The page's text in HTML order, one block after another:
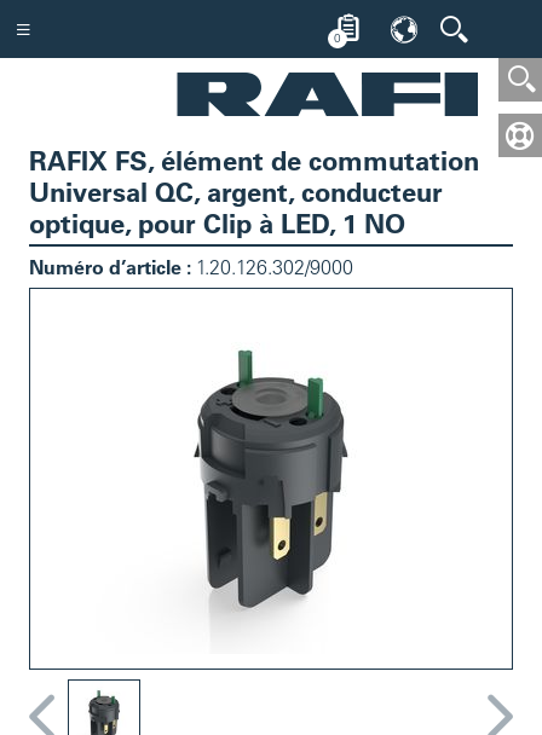
0
RAFIX FS, élément de commutation
Universal QC, argent, conducteur
optique, pour Clip à LED, 1 NO
Numéro d’article : 1.20.126.302/9000